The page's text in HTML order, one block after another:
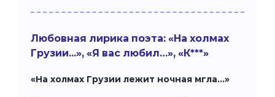
Любовная лирика поэта: «На холмах
Грузии...», «Я вас любил…», «К***»
«На холмах Грузии лежит ночная мгла…»